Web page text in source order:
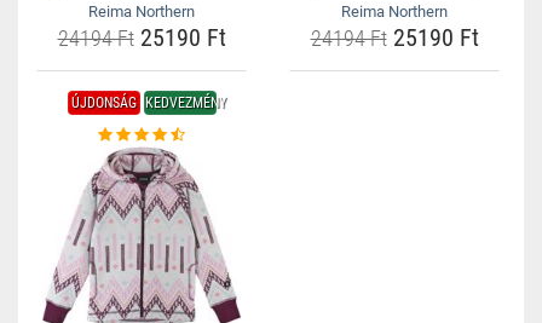
Reima Northern
24194 Ft25190 Ft
Reima Northern
24194 Ft25190 Ft
ÚJDONSÁG KEDVEZMÉNY